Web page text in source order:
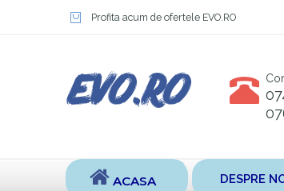
Profita acum de ofertele EVO.RO
ACASA DESPRE